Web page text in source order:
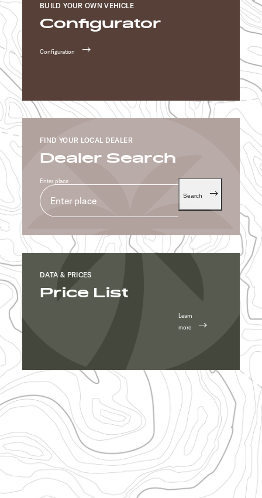
BUILD YOUR OWN VEHICLE
Configurator
Configuration
FIND YOUR LOCAL DEALER
Dealer Search
Enter place
Search
DATA & PRICES
Price List
Learn
more